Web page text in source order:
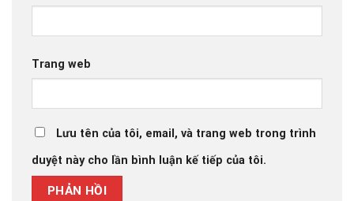
Trang web
Lưu tên của tôi, email, và trang web trong trình
duyệt này cho lần bình luận kế tiếp của tôi.